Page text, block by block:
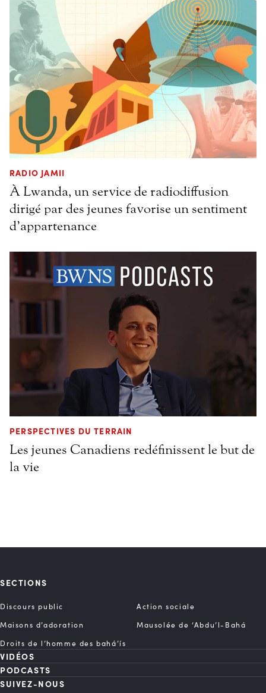
RADIO JAMII
À Lwanda, un service de radiodiffusion
dirigé par des jeunes favorise un sentiment
d’appartenance
PERSPECTIVES DU TERRAIN
Les jeunes Canadiens redéfinissent le but de
la vie
SECTIONS
Discours public
Action sociale
Maisons d’adoration
Mausolée de ‘Abdu’l-Bahá
Droits de l’homme des bahá’ís
VIDÉOS
PODCASTS
SUIVEZ-NOUS